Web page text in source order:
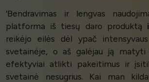
‘Bendravimas ir lengvas
platforma iš tiesų daro produktą
reikėjo eilės dėl ypač
svetainėje, o aš galėjau ją matyti
efektyviai atlikti pakeitimus ir
svetainė nesugrius. Kai man